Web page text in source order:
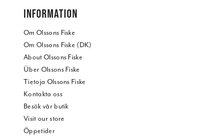
INFORMATION
Om Olssons Fiske
Om Olssons Fiske (DK)
About Olssons Fiske
Über Olssons Fiske
Tietoja Olssons Fiske
Kontakta oss
Besök vår butik
Visit our store
Öppetider